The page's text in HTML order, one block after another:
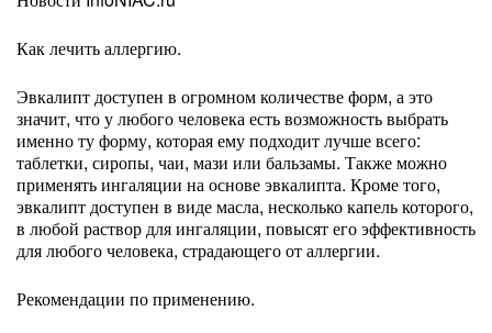
Как лечить аллергию.
Эвкалипт доступен в огромном количестве форм, а это
значит, что у любого человека есть возможность выбрать
именно ту форму, которая ему подходит лучше всего:
таблетки, сиропы, чаи, мази или бальзамы. Также можно
применять ингаляции на основе эвкалипта. Кроме того,
эвкалипт доступен в виде масла, несколько капель которого,
в любой раствор для ингаляции, повысят его эффективность
для любого человека, страдающего от аллергии.
Рекомендации по применению.